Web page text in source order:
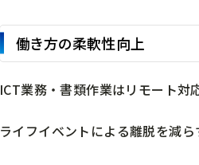
働き方の柔軟性向上
ICT業務・書類作業はリモート対
ライフイベントによる離脱を減ら